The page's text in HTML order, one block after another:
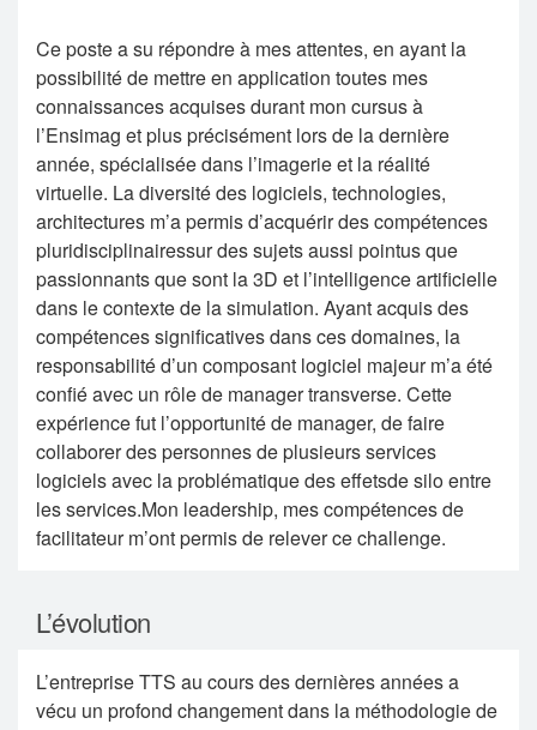
Ce poste a su répondre à mes attentes, en ayant la
possibilité de mettre en application toutes mes
connaissances acquises durant mon cursus à
l’Ensimag et plus précisément lors de la dernière
année, spécialisée dans l’imagerie et la réalité
virtuelle. La diversité des logiciels, technologies,
architectures m’a permis d’acquérir des compétences
pluridisciplinairessur des sujets aussi pointus que
passionnants que sont la 3D et l’intelligence artificielle
dans le contexte de la simulation. Ayant acquis des
compétences significatives dans ces domaines, la
responsabilité d’un composant logiciel majeur m’a été
confié avec un rôle de manager transverse. Cette
expérience fut l’opportunité de manager, de faire
collaborer des personnes de plusieurs services
logiciels avec la problématique des effetsde silo entre
les services.Mon leadership, mes compétences de
facilitateur m’ont permis de relever ce challenge.
L’évolution
L’entreprise TTS au cours des dernières années a
vécu un profond changement dans la méthodologie de